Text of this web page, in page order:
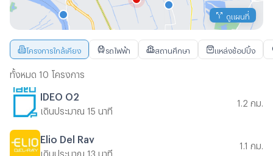
ดูแผนที่
โครงการใกล้เคียง รถไฟฟ้า สถานศึกษา แหล่งช้อปปิ้ง
ทั้งหมด 10 โครงการ
IDEO O2
เดินประมาณ 15 นาที
1.2 กม.
Elio Del Ray
เดินประมาณ 13 นาที
1.1 กม.